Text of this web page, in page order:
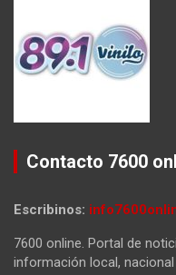
Contacto 7600
Escribinos:
7600 online. Portal de
información local,